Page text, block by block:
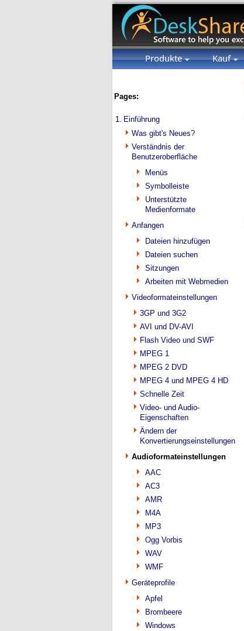
Produkte Kauf
Pages:
1. Einführung
Was gibt's Neues?
Verständnis der
Benutzeroberfläche
Menüs
Symbolleiste
Unterstützte
Medienformate
Anfangen
Dateien hinzufügen
Dateien suchen
Sitzungen
Arbeiten mit Webmedien
Videoformateinstellungen
3GP und 3G2
AVI und DV-AVI
Flash Video und SWF
MPEG 1
MPEG 2 DVD
MPEG 4 und MPEG 4 HD
Schnelle Zeit
Video- und Audio-
Eigenschaften
Ändern der
Konvertierungseinstellungen
Audioformateinstellungen
AAC
AC3
AMR
M4A
MP3
Ogg Vorbis
WAV
WMF
Geräteprofile
Apfel
Brombeere
Windows